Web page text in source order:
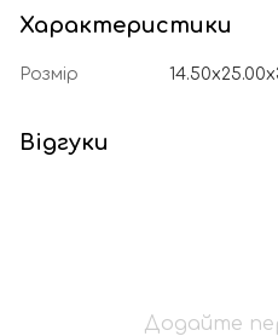
Характеристики
Розмір
Відгуки
Додайте